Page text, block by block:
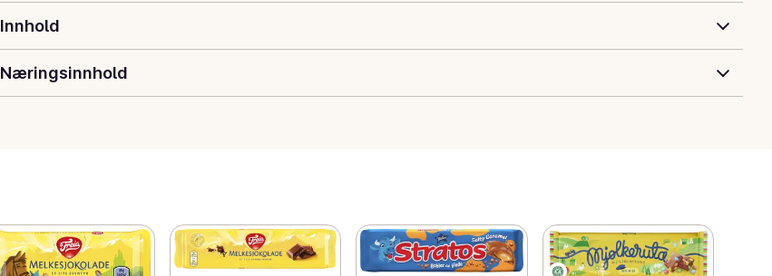
Innhold
Næringsinnhold